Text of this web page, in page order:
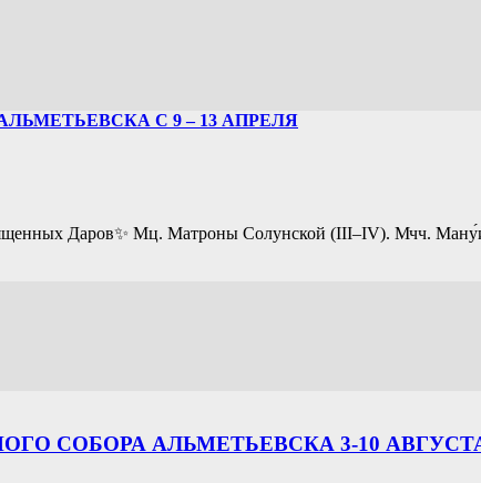
С 9 – 13 АПРЕЛЯ
Даров✨️ Мц. Матроны Солунской (III–IV). Мчч.
СОБОРА АЛЬМЕТЬЕВСКА 3-10